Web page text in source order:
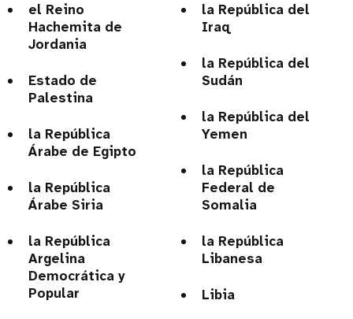
el Reino
Hachemita de
Jordania
Estado de
Palestina
la República
Árabe de Egipto
la República
Árabe Siria
la República
Argelina
Democrática y
Popular
la República del
Iraq
la República del
Sudán
la República del
Yemen
la República
Federal de
Somalia
la República
Libanesa
Libia